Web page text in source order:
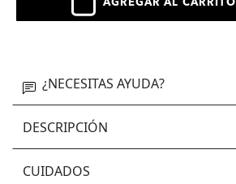
AGREGAR AL CARRITO
¿NECESITAS AYUDA?
DESCRIPCIÓN
CUIDADOS